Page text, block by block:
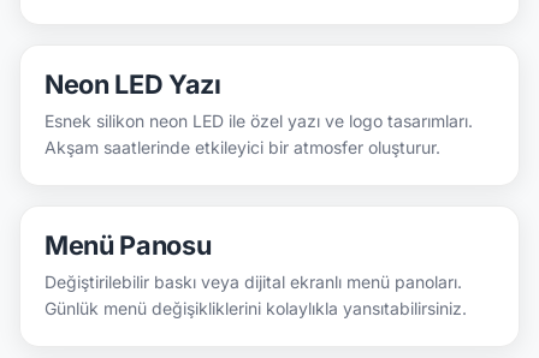
Neon LED Yazı
Esnek silikon neon LED ile özel yazı ve logo tasarımları.
Akşam saatlerinde etkileyici bir atmosfer oluşturur.
Menü Panosu
Değiştirilebilir baskı veya dijital ekranlı menü panoları.
Günlük menü değişikliklerini kolaylıkla yansıtabilirsiniz.